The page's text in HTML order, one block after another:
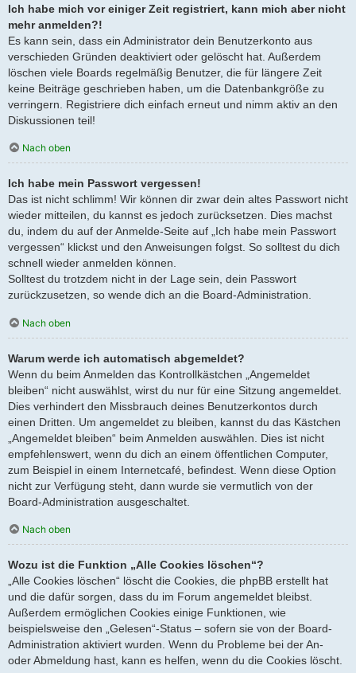
Ich habe mich vor einiger Zeit registriert, kann mich aber nicht
mehr anmelden?!
Es kann sein, dass ein Administrator dein Benutzerkonto aus
verschieden Gründen deaktiviert oder gelöscht hat. Außerdem
löschen viele Boards regelmäßig Benutzer, die für längere Zeit
keine Beiträge geschrieben haben, um die Datenbankgröße zu
verringern. Registriere dich einfach erneut und nimm aktiv an den
Diskussionen teil!
Nach oben
Ich habe mein Passwort vergessen!
Das ist nicht schlimm! Wir können dir zwar dein altes Passwort nicht
wieder mitteilen, du kannst es jedoch zurücksetzen. Dies machst
du, indem du auf der Anmelde-Seite auf „Ich habe mein Passwort
vergessen“ klickst und den Anweisungen folgst. So solltest du dich
schnell wieder anmelden können.
Solltest du trotzdem nicht in der Lage sein, dein Passwort
zurückzusetzen, so wende dich an die Board-Administration.
Nach oben
Warum werde ich automatisch abgemeldet?
Wenn du beim Anmelden das Kontrollkästchen „Angemeldet
bleiben“ nicht auswählst, wirst du nur für eine Sitzung angemeldet.
Dies verhindert den Missbrauch deines Benutzerkontos durch
einen Dritten. Um angemeldet zu bleiben, kannst du das Kästchen
„Angemeldet bleiben“ beim Anmelden auswählen. Dies ist nicht
empfehlenswert, wenn du dich an einem öffentlichen Computer,
zum Beispiel in einem Internetcafé, befindest. Wenn diese Option
nicht zur Verfügung steht, dann wurde sie vermutlich von der
Board-Administration ausgeschaltet.
Nach oben
Wozu ist die Funktion „Alle Cookies löschen“?
„Alle Cookies löschen“ löscht die Cookies, die phpBB erstellt hat
und die dafür sorgen, dass du im Forum angemeldet bleibst.
Außerdem ermöglichen Cookies einige Funktionen, wie
beispielsweise den „Gelesen“-Status – sofern sie von der Board-
Administration aktiviert wurden. Wenn du Probleme bei der An-
oder Abmeldung hast, kann es helfen, wenn du die Cookies löscht.